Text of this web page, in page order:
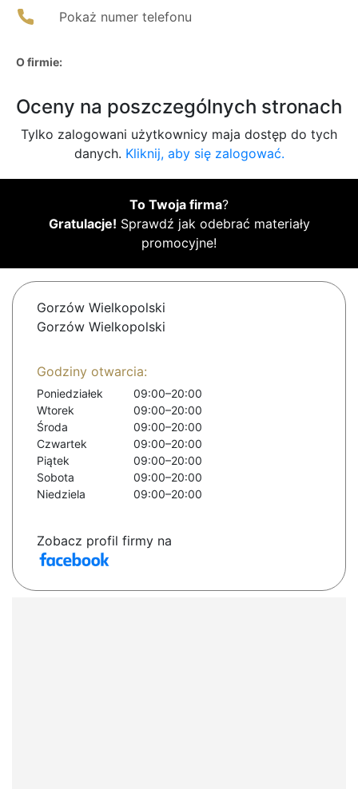
Pokaż numer telefonu
O firmie:
Oceny na poszczególnych stronach
Tylko zalogowani użytkownicy maja dostęp do tych
danych. Kliknij, aby się zalogować.
To Twoja firma?
Gratulacje! Sprawdź jak odebrać materiały
promocyjne!
Gorzów Wielkopolski
Gorzów Wielkopolski
Godziny otwarcia:
Poniedziałek
09:00–20:00
Wtorek
09:00–20:00
Środa
09:00–20:00
Czwartek
09:00–20:00
Piątek
09:00–20:00
Sobota
09:00–20:00
Niedziela
09:00–20:00
Zobacz profil firmy na